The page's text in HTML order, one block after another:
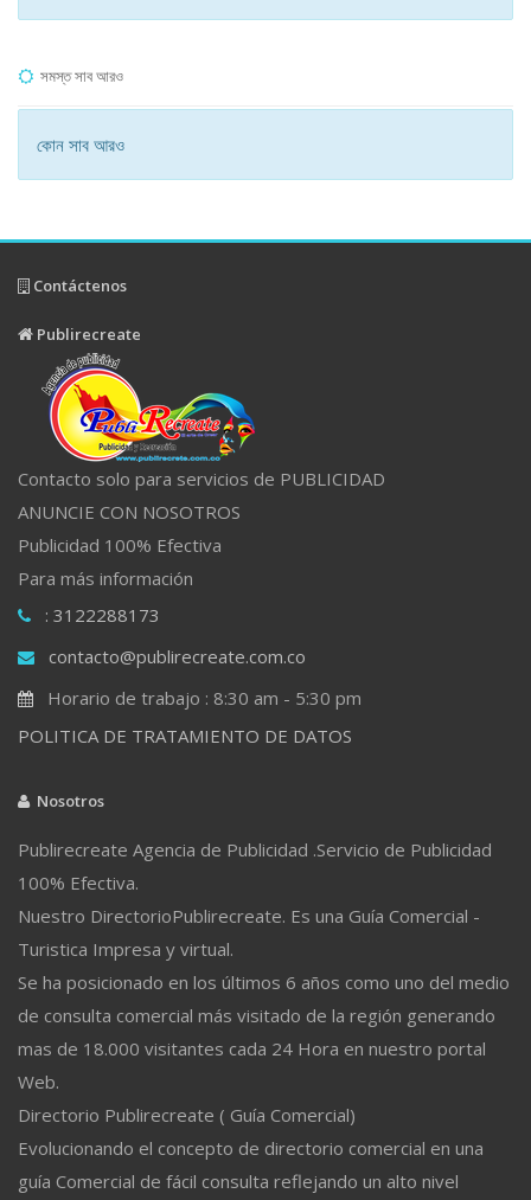
সমস্ত সাব আরও
কোন সাব আরও
Contáctenos
Publirecreate
Contacto solo para servicios de PUBLICIDAD
ANUNCIE CON NOSOTROS
Publicidad 100% Efectiva
Para más información
: 3122288173
contacto@publirecreate.com.co
Horario de trabajo : 8:30 am - 5:30 pm
POLITICA DE TRATAMIENTO DE DATOS
Nosotros
Publirecreate Agencia de Publicidad .Servicio de Publicidad
100% Efectiva.
Nuestro DirectorioPublirecreate. Es una Guía Comercial -
Turistica Impresa y virtual.
Se ha posicionado en los últimos 6 años como uno del medio
de consulta comercial más visitado de la región generando
mas de 18.000 visitantes cada 24 Hora en nuestro portal
Web.
Directorio Publirecreate ( Guía Comercial)
Evolucionando el concepto de directorio comercial en una
guía Comercial de fácil consulta reflejando un alto nivel